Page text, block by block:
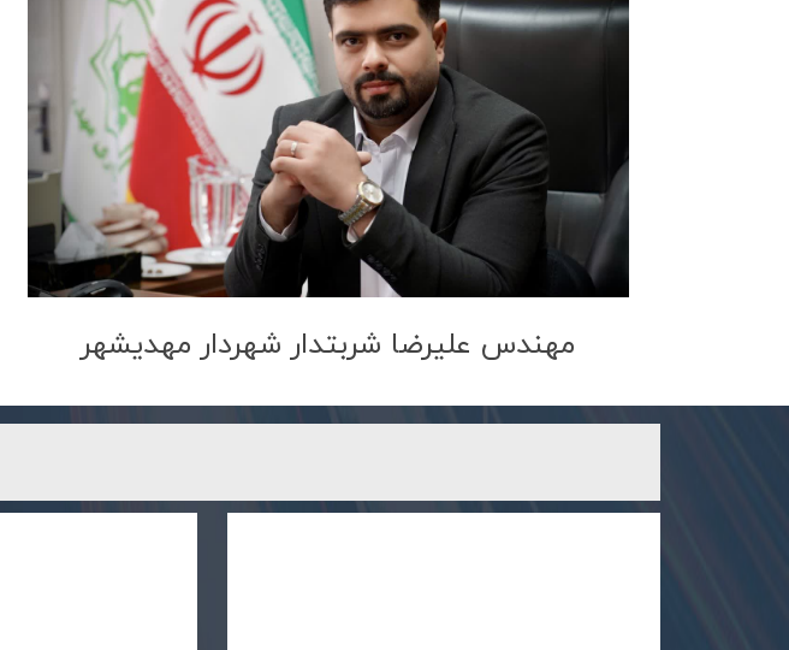
مهندس علیرضا شربتدار شهردار مهدیشهر